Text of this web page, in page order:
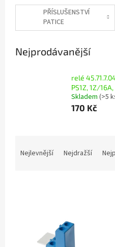
PŘÍSLUŠENSTVÍ
PATICE
Nejprodávanější
relé
PS1Z, 1Z/
Skladem (>5
170 Kč
Nejlevnější Nejdražší